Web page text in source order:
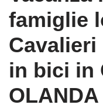
famiglie
in bici in
OLANDA